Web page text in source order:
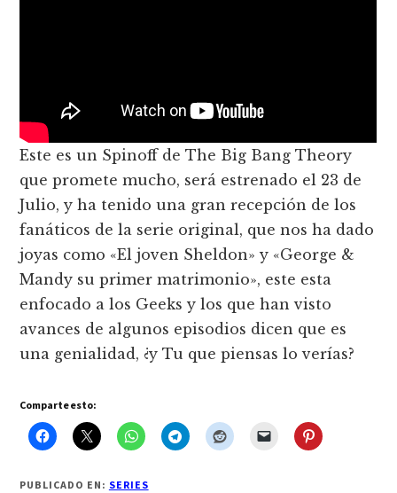
Este es un Spinoff de The Big Bang Theory
que promete mucho, será estrenado el 23 de
Julio, y ha tenido una gran recepción de los
fanáticos de la serie original, que nos ha dado
joyas como «El joven Sheldon» y «George &
Mandy su primer matrimonio», este esta
enfocado a los Geeks y los que han visto
avances de algunos episodios dicen que es
una genialidad, ¿y Tu que piensas lo verías?
Comparte esto:
PUBLICADO EN: SERIES